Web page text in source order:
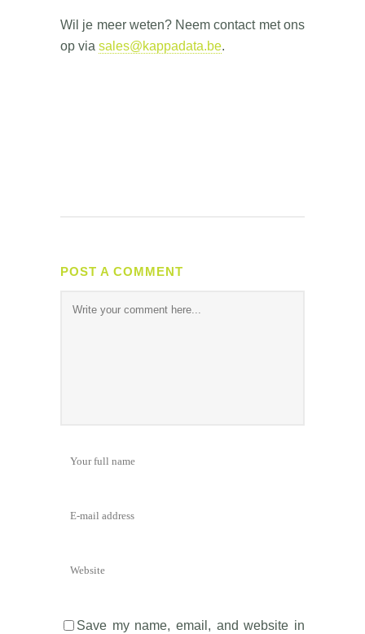
Wil je meer weten? Neem contact met ons
op via sales@kappadata.be.
POST A COMMENT
Save my name, email, and website in